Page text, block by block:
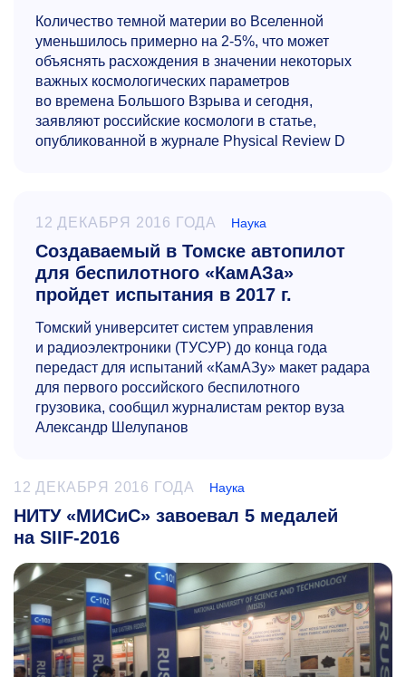
Количество темной материи во Вселенной
уменьшилось примерно на 2-5%, что может
объяснять расхождения в значении некоторых
важных космологических параметров
во времена Большого Взрыва и сегодня,
заявляют российские космологи в статье,
опубликованной в журнале Physical Review D
12 ДЕКАБРЯ 2016 ГОДА Наука
Создаваемый в Томске автопилот
для беспилотного «КамАЗа»
пройдет испытания в 2017 г.
Томский университет систем управления
и радиоэлектроники (ТУСУР) до конца года
передаст для испытаний «КамАЗу» макет радара
для первого российского беспилотного
грузовика, сообщил журналистам ректор вуза
Александр Шелупанов
12 ДЕКАБРЯ 2016 ГОДА Наука
НИТУ «МИСиС» завоевал 5 медалей
на SIIF-2016